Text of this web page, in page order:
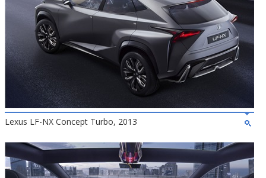
Lexus LF-NX Concept Turbo, 2013